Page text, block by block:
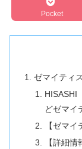
Pocket
ゼマイティ
HISASHI
どゼマイ
【ゼマイ
【詳細情